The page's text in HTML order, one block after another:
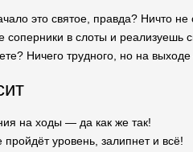
это святое, правда? Ничто
в слоты и реализуешь
Ничего трудного, но на
на ходы — да как же так!
уровень, залипнет и всё!